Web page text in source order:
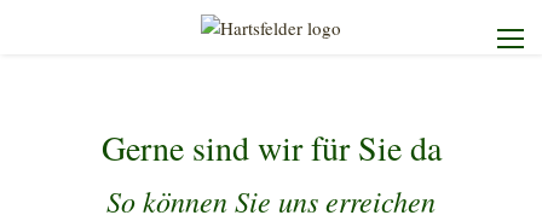
Die Brauerei
Gerne sind wir für Sie da
So können Sie uns erreichen